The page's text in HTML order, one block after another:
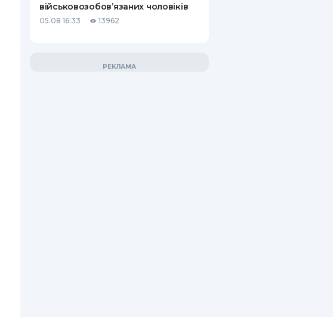
військовозобов’язаних чоловіків
05.08 16:33 13962